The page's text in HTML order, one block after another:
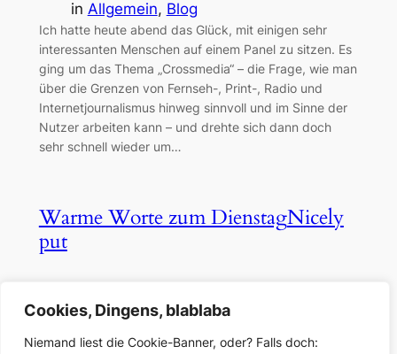
Cookies, Dingens, blablaba
Niemand liest die Cookie-Banner, oder? Falls doch:
in Allgemein, Blog
Ich hatte heute abend das Glück, mit einigen sehr
interessanten Menschen auf einem Panel zu sitzen. Es
ging um das Thema „Crossmedia“ – die Frage, wie man
über die Grenzen von Fernseh-, Print-, Radio und
Internetjournalismus hinweg sinnvoll und im Sinne der
Nutzer arbeiten kann – und drehte sich dann doch
sehr schnell wieder um…
Warme Worte zum DienstagNicely
put
in Blog